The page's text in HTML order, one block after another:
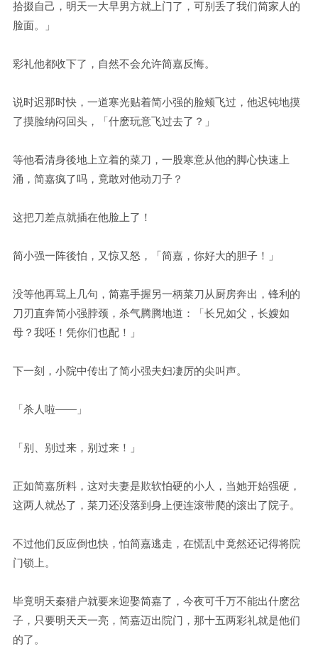
拾掇自己，明天一大早男方就上门了，可别丢了我们简家人的
脸面。」
彩礼他都收下了，自然不会允许简嘉反悔。
说时迟那时快，一道寒光贴着简小强的脸颊飞过，他迟钝地摸
了摸脸纳闷回头，「什麽玩意飞过去了？」
等他看清身後地上立着的菜刀，一股寒意从他的脚心快速上
涌，简嘉疯了吗，竟敢对他动刀子？
这把刀差点就插在他脸上了！
简小强一阵後怕，又惊又怒，「简嘉，你好大的胆子！」
没等他再骂上几句，简嘉手握另一柄菜刀从厨房奔出，锋利的
刀刃直奔简小强脖颈，杀气腾腾地道：「长兄如父，长嫂如
母？我呸！凭你们也配！」
下一刻，小院中传出了简小强夫妇凄厉的尖叫声。
「杀人啦——」
「别、别过来，别过来！」
正如简嘉所料，这对夫妻是欺软怕硬的小人，当她开始强硬，
这两人就怂了，菜刀还没落到身上便连滚带爬的滚出了院子。
不过他们反应倒也快，怕简嘉逃走，在慌乱中竟然还记得将院
门锁上。
毕竟明天秦猎户就要来迎娶简嘉了，今夜可千万不能出什麽岔
子，只要明天天一亮，简嘉迈出院门，那十五两彩礼就是他们
的了。